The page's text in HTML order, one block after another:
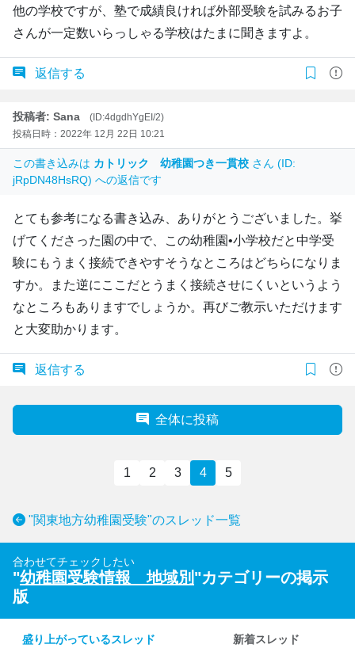
他の学校ですが、塾で成績良ければ外部受験を試みるお子
さんが一定数いらっしゃる学校はたまに聞きますよ。
返信する
投稿者: Sana
(ID:4dgdhYgEI/2)
投稿日時：2022年 12月 22日 10:21
この書き込みは カトリック 幼稚園つき一貫校 さん (ID:
jRpDN48HsRQ) への返信です
とても参考になる書き込み、ありがとうございました。挙
げてくださった園の中で、この幼稚園•小学校だと中学受
験にもうまく接続できやすそうなところはどちらになりま
すか。また逆にここだとうまく接続させにくいというよう
なところもありますでしょうか。再びご教示いただけます
と大変助かります。
返信する
全体に投稿
1 2 3 4 5
"関東地方幼稚園受験"のスレッド一覧
合わせてチェックしたい
"幼稚園受験情報 地域別 "カテゴリーの掲示
版
盛り上がっているスレッド 新着スレッド